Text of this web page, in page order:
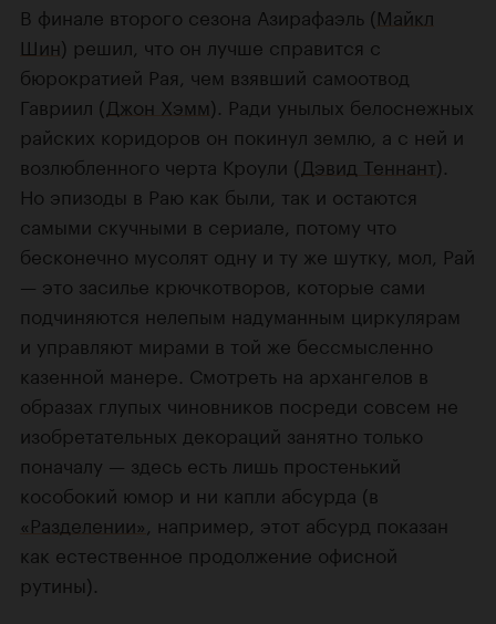
В финале второго сезона Азирафаэль (Майкл
Шин) решил, что он лучше справится с
бюрократией Рая, чем взявший самоотвод
Гавриил (Джон Хэмм). Ради унылых белоснежных
райских коридоров он покинул землю, а с ней и
возлюбленного черта Кроули (Дэвид Теннант).
Но эпизоды в Раю как были, так и остаются
самыми скучными в сериале, потому что
бесконечно мусолят одну и ту же шутку, мол, Рай
— это засилье крючкотворов, которые сами
подчиняются нелепым надуманным циркулярам
и управляют мирами в той же бессмысленно
казенной манере. Смотреть на архангелов в
образах глупых чиновников посреди совсем не
изобретательных декораций занятно только
поначалу — здесь есть лишь простенький
кособокий юмор и ни капли абсурда (в
«Разделении» , например, этот абсурд показан
как естественное продолжение офисной
рутины).